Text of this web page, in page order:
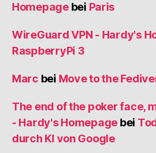
Homepagebei Paris
WireGuard VPN - Hardy's
RaspberryPi 3
Marc bei Move to the
The end of the poker face,
- Hardy's Homepage bei
durch KI von Google